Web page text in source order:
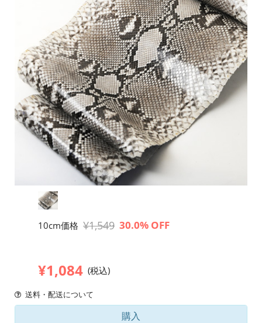
10cm価格 ¥1,549 30.0% OFF
¥1,084 (税込)
送料・配送について
購入